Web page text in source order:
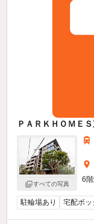
ＰＡＲＫＨＯＭＥ
すべての写真
6
駐輪場あり 宅配ボッ